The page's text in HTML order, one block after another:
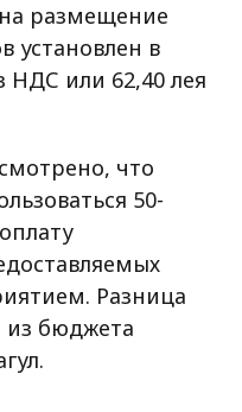
размещение
установлен в
НДС или 62,40 лея
что
50-
Разница
из бюджета